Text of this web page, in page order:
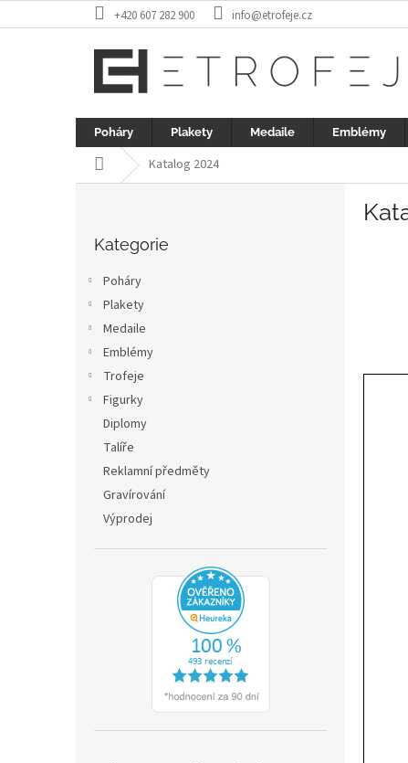
na
+420 607 282 900 info@etrofeje.cz
Poháry Plakety Medaile Emblémy
Domů Katalog 2024
kategorie
Kategorie
Poháry
Plakety
Medaile
Emblémy
Trofeje
Figurky
Diplomy
Talíře
Reklamní předměty
Gravírování
Výprodej